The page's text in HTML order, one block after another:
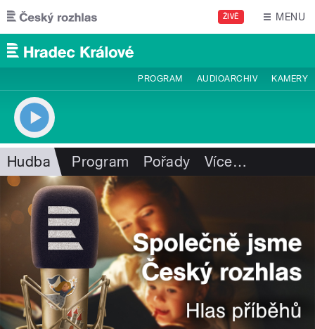
Přejít k hlavnímu obsahu
ŽIVĚ MENU
PROGRAM AUDIOARCHIV KAMERY
Hudba Program Pořady Více…